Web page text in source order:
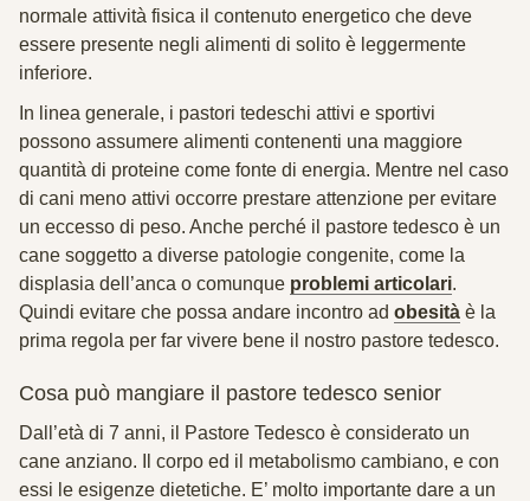
normale attività fisica il contenuto energetico che deve
essere presente negli alimenti di solito è leggermente
inferiore.
In linea generale, i pastori tedeschi attivi e sportivi
possono assumere alimenti contenenti una maggiore
quantità di proteine come fonte di energia. Mentre nel caso
di cani meno attivi occorre prestare attenzione per evitare
un eccesso di peso. Anche perché il pastore tedesco è un
cane soggetto a diverse patologie congenite, come la
displasia dell’anca o comunque problemi articolari.
Quindi evitare che possa andare incontro ad obesità è la
prima regola per far vivere bene il nostro pastore tedesco.
Cosa può mangiare il pastore tedesco senior
Dall’età di 7 anni, il Pastore Tedesco è considerato un
cane anziano. Il corpo ed il metabolismo cambiano, e con
essi le esigenze dietetiche. E’ molto importante dare a un